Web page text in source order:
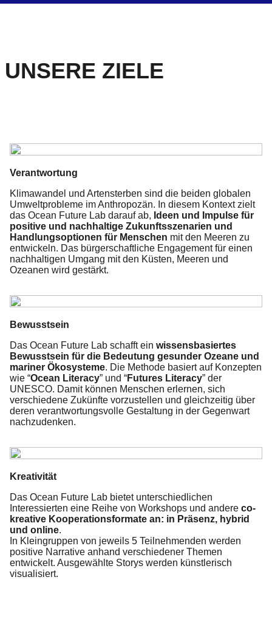
UNSERE ZIELE
Verantwortung
Klimawandel und Artensterben sind die beiden globalen
Umweltprobleme im Anthropozän. In diesem Kontext zielt
das Ocean Future Lab darauf ab, Ideen und Impulse für
positive und nachhaltige Zukunftsszenarien und
Handlungsoptionen für Menschen mit den Meeren zu
entwickeln. Das bürgerschaftliche Engagement für einen
nachhaltigen Umgang mit den Küsten, Meeren und
Ozeanen wird gestärkt.
Bewusstsein
Das Ocean Future Lab schafft ein wissensbasiertes
Bewusstsein für die Bedeutung gesunder Ozeane und
mariner Ökosysteme. Die Methode basiert auf Konzepten
wie “Ocean Literacy” und “Futures Literacy” der
UNESCO. Damit können Menschen erlernen, sich
verschiedene Zukünfte vorzustellen und gleichzeitig über
deren verantwortungsvolle Gestaltung in der Gegenwart
nachzudenken.
Kreativität
Das Ocean Future Lab bietet unterschiedlichen
Interessierten eine Reihe von Workshops und andere co-
kreative Kooperationsformate an: in Präsenz, hybrid
und online.
In Kleingruppen von jeweils 5 Teilnehmenden werden
positive Narrative anhand verschiedener Themen
entwickelt. Ausgewählte Storys werden künstlerisch
visualisiert.